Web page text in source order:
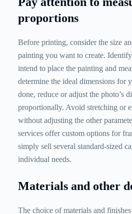
proportions
Before printing, consider the size
painting you want to create.
intend to place the painting and
determine the ideal dimensions for
done, reduce or adjust the photo’s
proportionally. Avoid stretching or
without adjusting the other
services offer custom options for
simply sell several standard-sized
individual needs.
Materials and other
The choice of materials and